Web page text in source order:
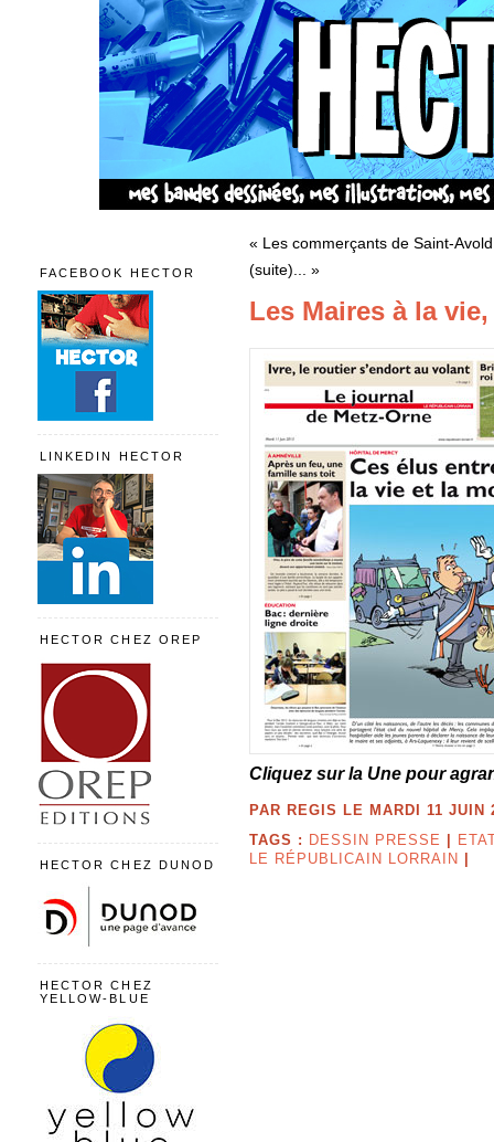
« Les commerçants de Saint-
(suite)... »
Les Maires à la
Cliquez sur la Une pour
PAR REGIS LE MARDI 11 JUIN
TAGS : DESSIN PRESSE
LE RÉPUBLICAIN LORRAIN
FACEBOOK HECTOR
LINKEDIN HECTOR
HECTOR CHEZ OREP
HECTOR CHEZ DUNOD
HECTOR CHEZ
YELLOW-BLUE